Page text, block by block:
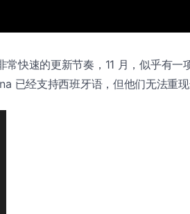
快速的更新节奏，11 月，似乎有一
已经支持西班牙语，但他们无法重现